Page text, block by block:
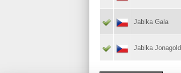
Jablka Gala
Jablka Jonagold